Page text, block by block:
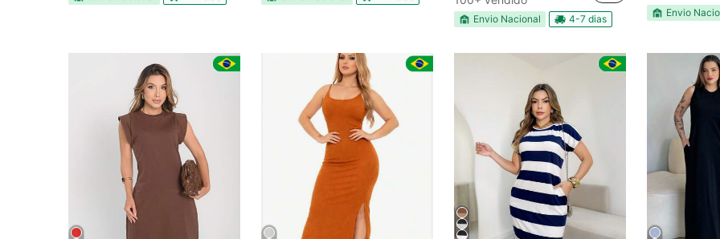
Envio Nacional 4-7 dias
Envio